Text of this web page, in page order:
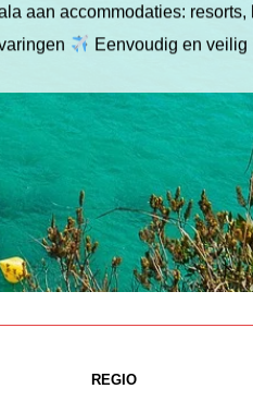
aan accommodaties: resorts,
Eenvoudig en veilig
REGIO